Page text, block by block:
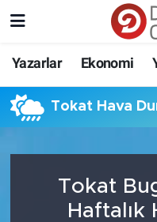
Yazarlar Ekonomi
Tokat Hava
Tokat
Haftalık